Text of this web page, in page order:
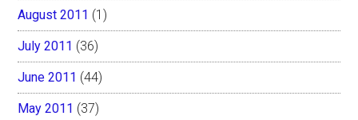
August 2011 (1)
July 2011 (36)
June 2011 (44)
May 2011 (37)